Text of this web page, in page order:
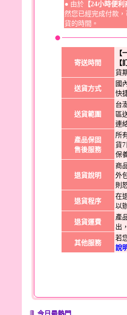
● 由於 【24小時便
然您已經完成付款
貨的時間。
寄送時間
【
【
貨
送貨方式
國
快
送貨範圍
台
區
連
產品保固
售後服務
所
貨
保
退貨說明
商
外
則
退貨程序
在
以
退貨運費
產
出
其他服務
若
說